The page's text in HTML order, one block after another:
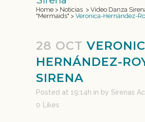
Home > Noticias > Video Danza
"Mermaids" > Veronica-Hernández-
28 OCT
HERNÁNDEZ-
SIRENA
Posted at 19:14h in by Sirenas
0
Likes